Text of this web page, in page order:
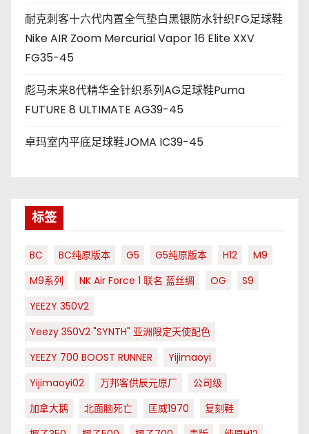
耐克刺客十六代内置全气垫白黑银防水针织FG足球鞋
Nike AIR Zoom Mercurial Vapor 16 Elite XXV
FG35-45
彪马未来8代精华全针织系列AG足球鞋Puma
FUTURE 8 ULTIMATE AG39-45
卓玛室内平底足球鞋JOMA IC39-45
标签
BC BC纯原版本 G5 G5纯原版本 H12
M9
M9系列
NK Air Force 1 联名 蓝丝绸 OG
S9
YEEZY 350V2
Yeezy 350V2 "SYNTH" 亚洲限定天使配色
YEEZY 700 BOOST RUNNER
Yijimaoyi
Yijimaoyi02
万邦客供辰元原厂
公司级
加拿大鹅
北面脑死亡 匡威1970
复刻鞋